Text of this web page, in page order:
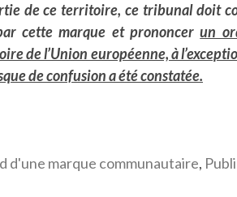
de ce territoire, ce tribunal doit
cette marque et prononcerun
de l’Union européenne, à
de confusion a été constatée.
d'une marque communautaire,